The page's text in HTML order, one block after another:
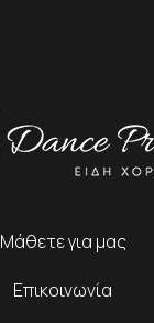
Μάθετε για μας
Επικοινωνία